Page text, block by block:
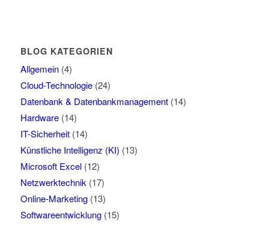
BLOG KATEGORIEN
Allgemein(4)
Cloud-Technologie(24)
Datenbank & Datenbankmanagement(14)
Hardware(14)
IT-Sicherheit(14)
Künstliche Intelligenz (KI) (13)
Microsoft Excel(12)
Netzwerktechnik (17)
Online-Marketing(13)
Softwareentwicklung(15)